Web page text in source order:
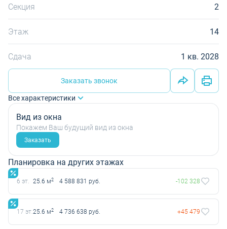
Секция 2
Этаж 14
Сдача 1 кв. 2028
Заказать звонок
Все характеристики
Вид из окна
Покажем Ваш будущий вид из окна
Заказать
Планировка на других этажах
6 эт. 25.6 м2 4 588 831 руб. -102 328
17 эт.25.6 м2 4 736 638 руб. +45 479